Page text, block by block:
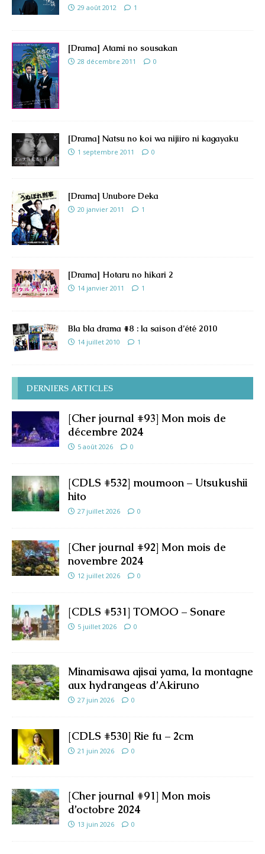
29 août 2012 1
[Drama] Atami no sousakan
28 décembre 2011 0
[Drama] Natsu no koi wa nijiiro ni kagayaku
1 septembre 2011 0
[Drama] Unubore Deka
20 janvier 2011 1
[Drama] Hotaru no hikari 2
14 janvier 2011 1
Bla bla drama #8 : la saison d’été 2010
14 juillet 2010 1
DERNIERS ARTICLES
[Cher journal #93] Mon mois de
décembre 2024
5 août 2026 0
[CDLS #532] moumoon – Utsukushii
hito
27 juillet 2026 0
[Cher journal #92] Mon mois de
novembre 2024
12 juillet 2026 0
[CDLS #531] TOMOO – Sonare
5 juillet 2026 0
Minamisawa ajisai yama, la montagne
aux hydrangeas d’Akiruno
27 juin 2026 0
[CDLS #530] Rie fu – 2cm
21 juin 2026 0
[Cher journal #91] Mon mois
d’octobre 2024
13 juin 2026 0